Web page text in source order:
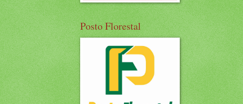
Posto Florestal